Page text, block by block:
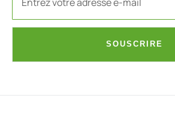
SOUSCRIRE